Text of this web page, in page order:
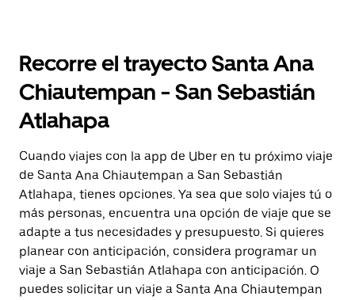
Recorre el trayecto Santa Ana
Chiautempan - San Sebastián
Atlahapa
Cuando viajes con la app de Uber en tu próximo viaje
de Santa Ana Chiautempan a San Sebastián
Atlahapa, tienes opciones. Ya sea que solo viajes tú o
más personas, encuentra una opción de viaje que se
adapte a tus necesidades y presupuesto. Si quieres
planear con anticipación, considera programar un
viaje a San Sebastián Atlahapa con anticipación. O
puedes solicitar un viaje a Santa Ana Chiautempan